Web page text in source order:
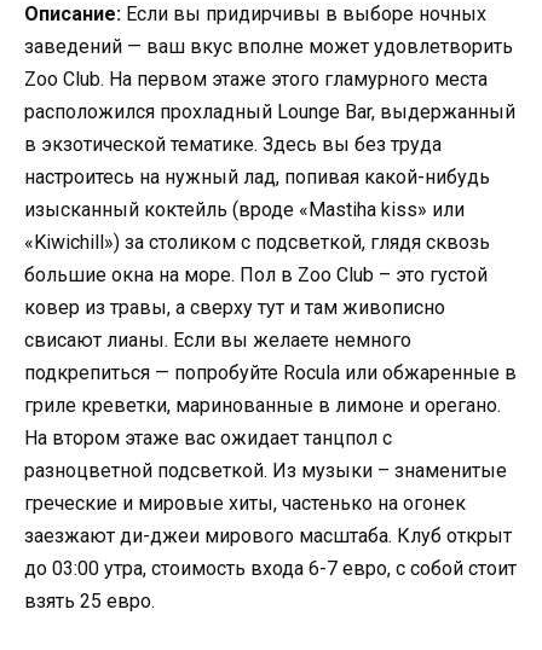
Описание: Если вы придирчивы в выборе ночных
заведений — ваш вкус вполне может удовлетворить
Zoo Club. На первом этаже этого гламурного места
расположился прохладный Lounge Bar, выдержанный
в экзотической тематике. Здесь вы без труда
настроитесь на нужный лад, попивая какой-нибудь
изысканный коктейль (вроде «Mastiha kiss» или
«Kiwichill») за столиком с подсветкой, глядя сквозь
большие окна на море. Пол в Zoo Club – это густой
ковер из травы, а сверху тут и там живописно
свисают лианы. Если вы желаете немного
подкрепиться — попробуйте Rocula или обжаренные в
гриле креветки, маринованные в лимоне и орегано.
На втором этаже вас ожидает танцпол с
разноцветной подсветкой. Из музыки – знаменитые
греческие и мировые хиты, частенько на огонек
заезжают ди-джеи мирового масштаба. Клуб открыт
до 03:00 утра, стоимость входа 6-7 евро, с собой стоит
взять 25 евро.